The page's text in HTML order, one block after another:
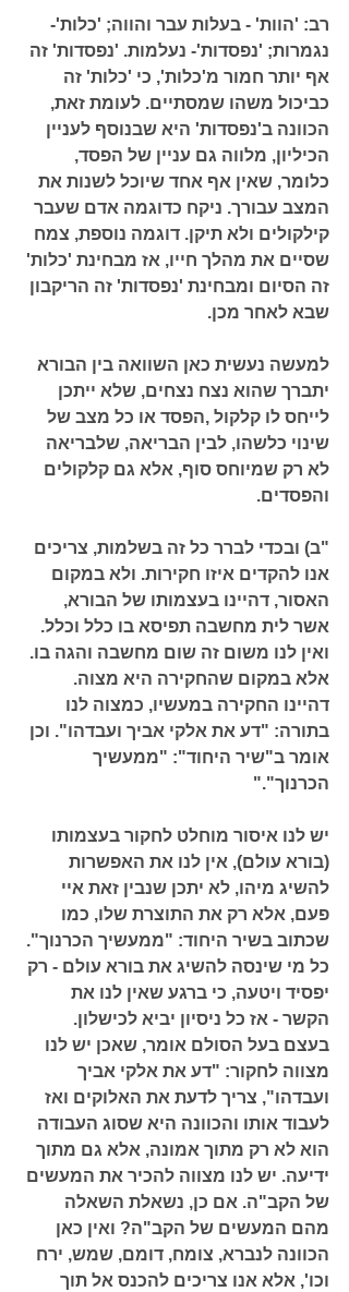
רב: 'הוות' - בעלות עבר והווה; 'כלות'-
נגמרות; 'נפסדות'- נעלמות. 'נפסדות' זה
אף יותר חמור מ'כלות', כי 'כלות' זה
כביכול משהו שמסתיים. לעומת זאת,
הכוונה ב'נפסדות' היא שבנוסף לעניין
הכיליון, מלווה גם עניין של הפסד,
כלומר, שאין אף אחד שיוכל לשנות את
המצב עבורך. ניקח כדוגמה אדם שעבר
קילקולים ולא תיקן. דוגמה נוספת, צמח
שסיים את מהלך חייו, אז מבחינת 'כלות'
זה הסיום ומבחינת 'נפסדות' זה הריקבון
שבא לאחר מכן.
למעשה נעשית כאן השוואה בין הבורא
יתברך שהוא נצח נצחים, שלא ייתכן
לייחס לו קלקול ,הפסד או כל מצב של
שינוי כלשהו, לבין הבריאה, שלבריאה
לא רק שמיוחס סוף, אלא גם קלקולים
והפסדים.
"ב) ובכדי לברר כל זה בשלמות, צריכים
אנו להקדים איזו חקירות. ולא במקום
האסור, דהיינו בעצמותו של הבורא,
אשר לית מחשבה תפיסא בו כלל וכלל.
ואין לנו משום זה שום מחשבה והגה בו.
אלא במקום שהחקירה היא מצוה.
דהיינו החקירה במעשיו, כמצוה לנו
בתורה: "דע את אלקי אביך ועבדהו". וכן
אומר ב"שיר היחוד": "ממעשיך
הכרנוך"."
יש לנו איסור מוחלט לחקור בעצמותו
(בורא עולם), אין לנו את האפשרות
להשיג מיהו, לא יתכן שנבין זאת איי
פעם, אלא רק את התוצרת שלו, כמו
שכתוב בשיר היחוד: "ממעשיך הכרנוך".
כל מי שינסה להשיג את בורא עולם - רק
יפסיד ויטעה, כי ברגע שאין לנו את
הקשר - אז כל ניסיון יביא לכישלון.
בעצם בעל הסולם אומר, שאכן יש לנו
מצווה לחקור: "דע את אלקי אביך
ועבדהו", צריך לדעת את האלוקים ואז
לעבוד אותו והכוונה היא שסוג העבודה
הוא לא רק מתוך אמונה, אלא גם מתוך
ידיעה. יש לנו מצווה להכיר את המעשים
של הקב"ה. אם כן, נשאלת השאלה
מהם המעשים של הקב"ה? ואין כאן
הכוונה לנברא, צומח, דומם, שמש, ירח
וכו', אלא אנו צריכים להכנס אל תוך